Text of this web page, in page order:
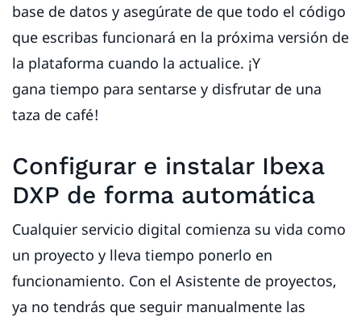
base de datos y asegúrate de que todo el código
que escribas funcionará en la próxima versión de
la plataforma cuando la actualice. ¡Y
gana tiempo para sentarse y disfrutar de una
taza de café!
Configurar e instalar Ibexa
DXP de forma automática
Cualquier servicio digital comienza su vida como
un proyecto y lleva tiempo ponerlo en
funcionamiento. Con el Asistente de proyectos,
ya no tendrás que seguir manualmente las